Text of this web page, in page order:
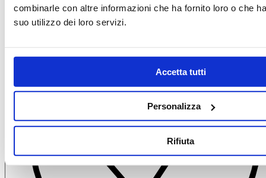
combinarle con altre informazioni che ha fornito loro o che
suo utilizzo dei loro servizi.
Accetta tutti
Personalizza
Rifiuta
Contattaci su WhatsApp